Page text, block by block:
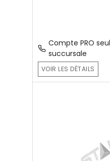
Compte PRO
succursale
VOIR LES DÉTAILS